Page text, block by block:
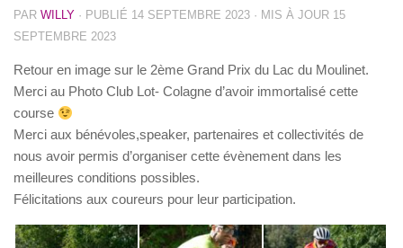
PAR WILLY · PUBLIÉ 14 SEPTEMBRE 2023 · MIS À JOUR 15
SEPTEMBRE 2023
Retour en image sur le 2ème Grand Prix du Lac du Moulinet.
Merci au Photo Club Lot- Colagne d’avoir immortalisé cette
course
Merci aux bénévoles,speaker, partenaires et collectivités de
nous avoir permis d’organiser cette évènement dans les
meilleures conditions possibles.
Félicitations aux coureurs pour leur participation.